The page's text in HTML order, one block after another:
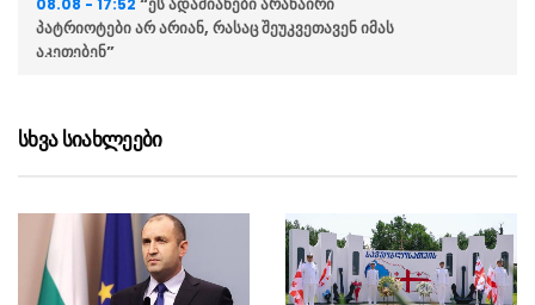
08.08 - 17:52 “ეს ადამიანები არანაირი
პატრიოტები არ არიან, რასაც შეუკვეთავენ იმას
აკეთებენ”
ბარამიძეზე: სად იბრძოდა, ერთი ტყვია
გაუსვრია თვითონ?
ბარამიძის განცხადებაზე: მის სიტყვებს
არანაირი დამაჯერებლობა არ აქვს. მისი
განცხადება თავიდან ბოლომდე ტყუილია
სხვა სიახლეები